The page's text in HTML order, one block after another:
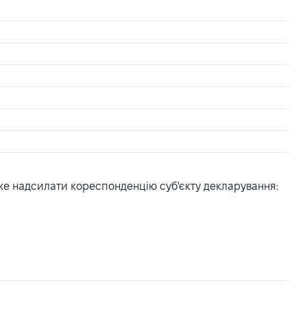
надсилати кореспонденцію суб'єкту декларування: